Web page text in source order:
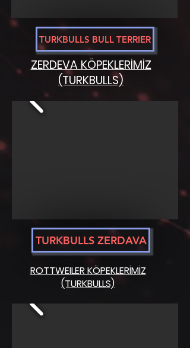
TURKBULLS BULL TERRIER
ZERDEVA KÖPEKLERİMİZ
(TURKBULLS)
TURKBULLS ZERDAVA
ROTTWEILER KÖPEKLERİMİZ
(TURKBULLS)